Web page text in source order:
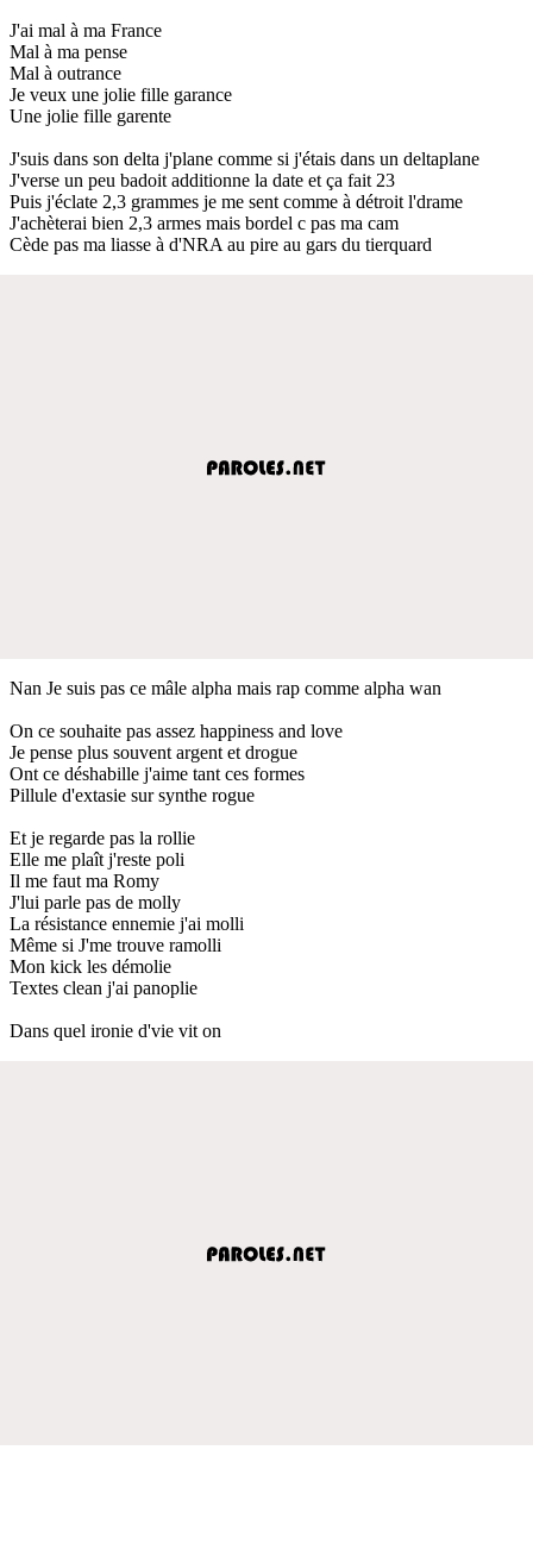
J'ai mal à ma France
Mal à ma pense
Mal à outrance
Je veux une jolie fille garance
Une jolie fille garente
J'suis dans son delta j'plane comme si j'étais dans un deltaplane
J'verse un peu badoit additionne la date et ça fait 23
Puis j'éclate 2,3 grammes je me sent comme à détroit l'drame
J'achèterai bien 2,3 armes mais bordel c pas ma cam
Cède pas ma liasse à d'NRA au pire au gars du tierquard
Nan Je suis pas ce mâle alpha mais rap comme alpha wan
On ce souhaite pas assez happiness and love
Je pense plus souvent argent et drogue
Ont ce déshabille j'aime tant ces formes
Pillule d'extasie sur synthe rogue
Et je regarde pas la rollie
Elle me plaît j'reste poli
Il me faut ma Romy
J'lui parle pas de molly
La résistance ennemie j'ai molli
Même si J'me trouve ramolli
Mon kick les démolie
Textes clean j'ai panoplie
Dans quel ironie d'vie vit on